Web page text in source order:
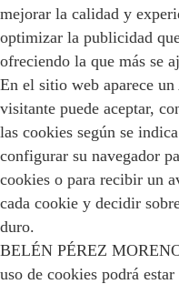
mejorar la calidad y
optimizar la publicidad
ofreciendo la que más se
En el sitio web aparece
visitante puede aceptar,
las cookies según se
configurar su navegador
cookies o para recibir un
cada cookie y decidir
duro.
BELÉN PÉREZ
uso de cookies podrá